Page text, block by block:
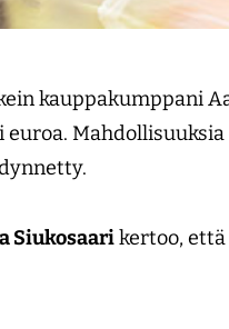
kauppakumppani
Siukosaarikertoo, että